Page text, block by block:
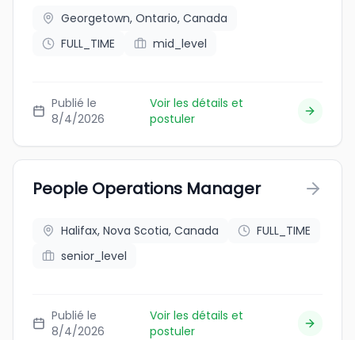
Georgetown, Ontario, Canada
FULL_TIME
mid_level
Publié le
8/4/2026
Voir les détails et
postuler
People Operations Manager
Halifax, Nova Scotia, Canada
FULL_TIME
senior_level
Publié le
8/4/2026
Voir les détails et
postuler